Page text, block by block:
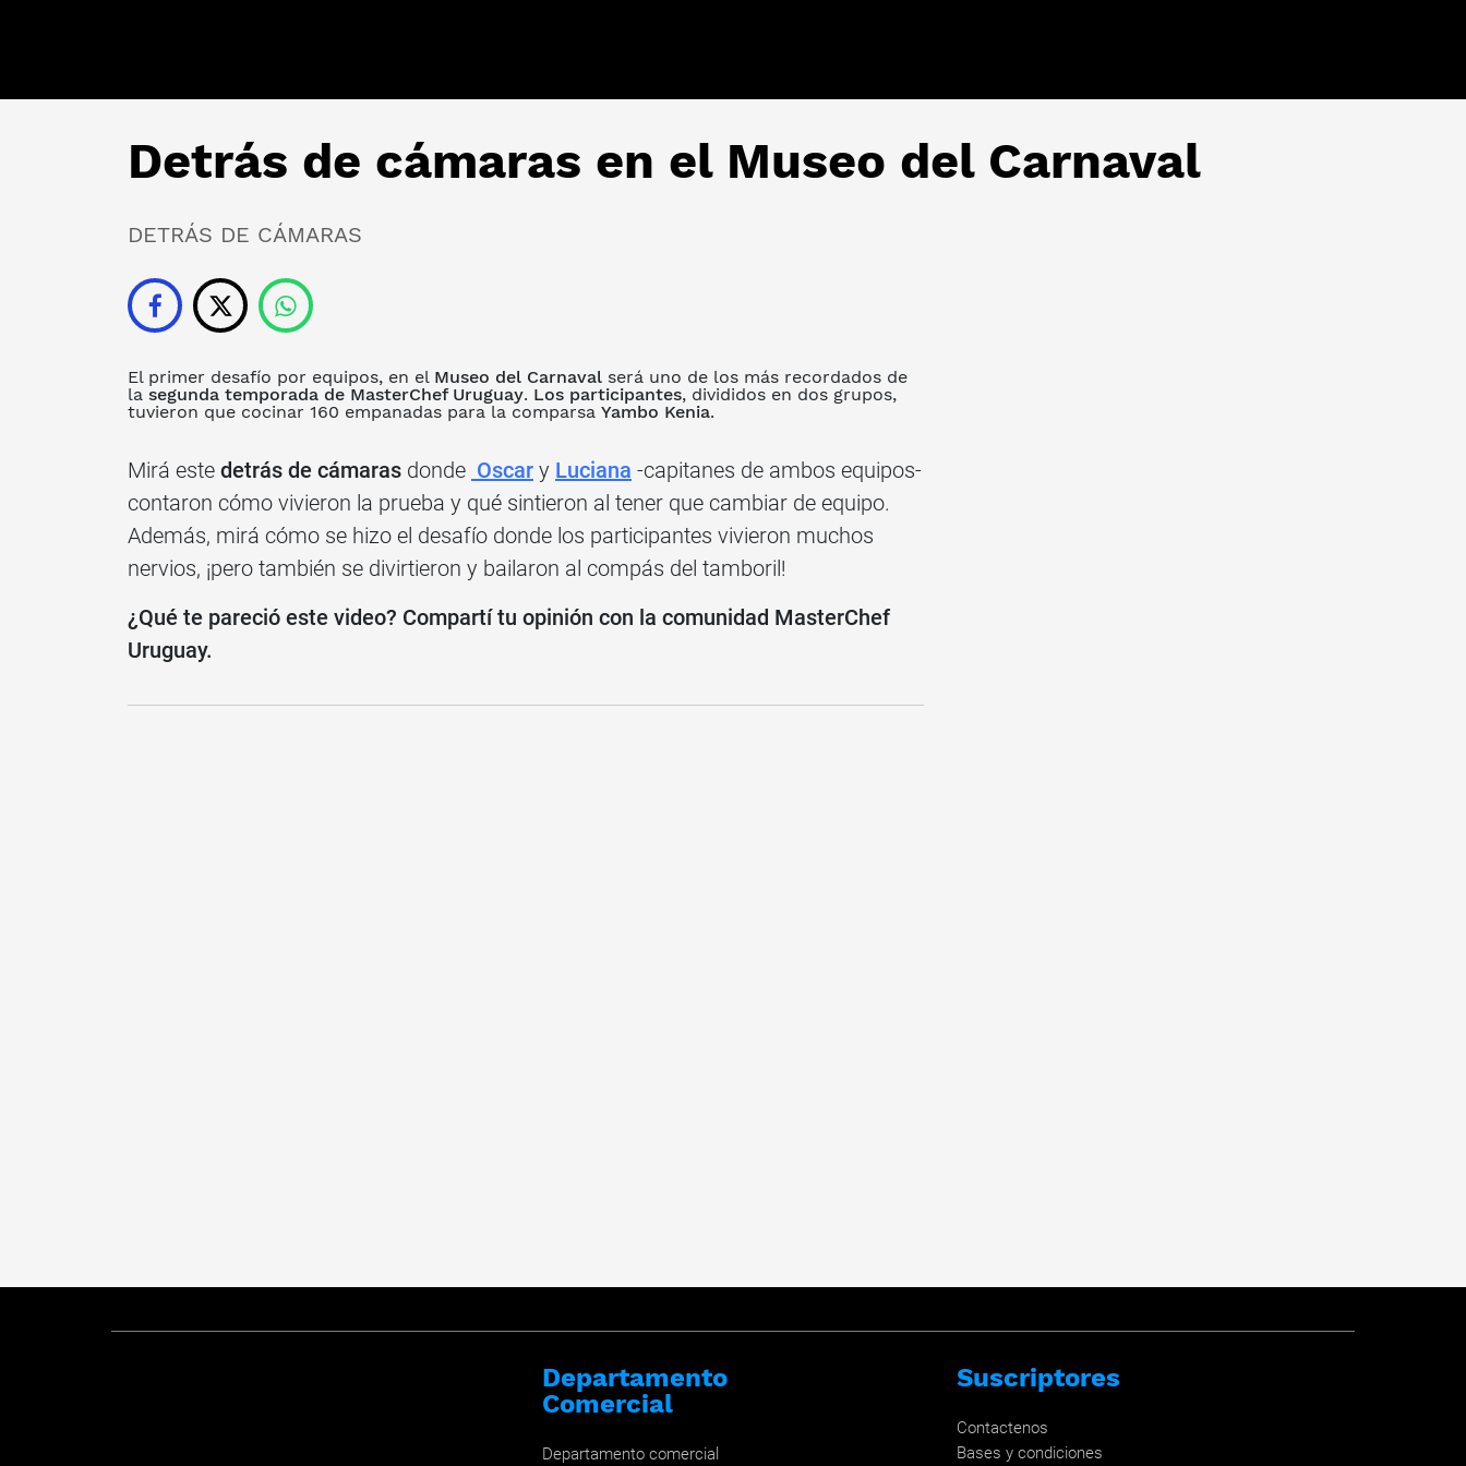
Detrás de cámaras en el Museo del Carnaval
DETRÁS DE CÁMARAS
El primer desafío por equipos, en el Museo del Carnaval será uno de los más recordados de
la segunda temporada de MasterChef Uruguay. Los participantes, divididos en dos grupos,
tuvieron que cocinar 160 empanadas para la comparsa Yambo Kenia.
Mirá este detrás de cámaras donde Oscar y Luciana -capitanes de ambos equipos-
contaron cómo vivieron la prueba y qué sintieron al tener que cambiar de equipo.
Además, mirá cómo se hizo el desafío donde los participantes vivieron muchos
nervios, ¡pero también se divirtieron y bailaron al compás del tamboril!
¿Qué te pareció este video? Compartí tu opinión con la comunidad MasterChef
Uruguay.
Departamento
Comercial
Departamento comercial
Suscriptores
Contactenos
Bases y condiciones